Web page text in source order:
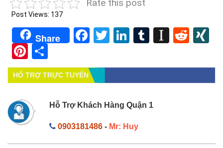
Rate this post
Post Views: 137
Share Facebook
TwitterLinkedIn
Tumblr
Pinterest
HỔ TRỢ TRỰC TUYẾN
Hỗ Trợ Khách Hàng Quận 1
0903181486- Mr: Huy